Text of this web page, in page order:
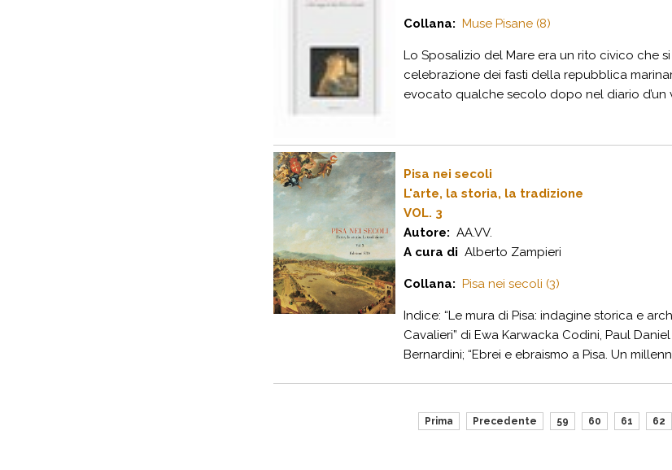
Collana: Muse Pisane (8)
Lo Sposalizio del Mare era un rito civico che
celebrazione dei fasti della repubblica
evocato qualche secolo dopo nel diario d’un
Pisa nei secoli
L'arte, la storia, la tradizione
VOL. 3
Autore: AA.VV.
A cura di Alberto Zampieri
Collana: Pisa nei secoli (3)
Indice: “Le mura di Pisa: indagine storica e
Cavalieri” di Ewa Karwacka Codini, Paul
Bernardini; “Ebrei e ebraismo a Pisa. Un
Prima Precedente 59 60 61 62